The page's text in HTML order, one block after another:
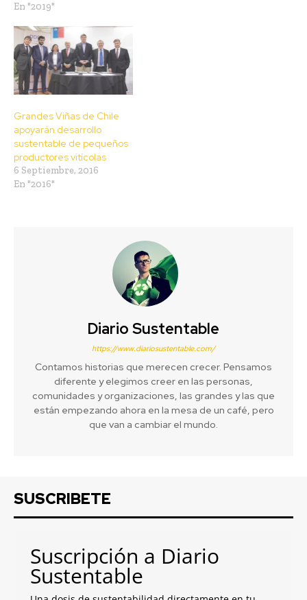
En "2019"
Grandes Viñas de Chile
apoyarán desarrollo
sustentable de pequeños
productores vitícolas
6 Septiembre, 2016
En "2016"
Diario Sustentable
https://www.diariosustentable.com/
Contamos historias que merecen crecer. Pensamos
diferente y elegimos creer en las personas,
comunidades y organizaciones, las grandes y las que
están empezando ahora en la mesa de un café, pero
que van a cambiar el mundo.
SUSCRIBETE
Suscripción a Diario
Sustentable